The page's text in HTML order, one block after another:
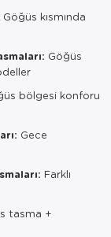
Göğüs kısmında
Göğüs
bölgesi konforu
Gece
Farklı
tasma +